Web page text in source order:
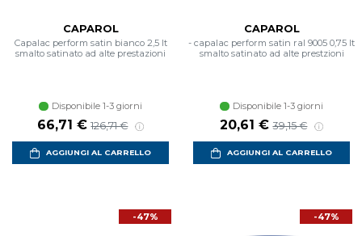
CAPAROL
Capalac perform satin bianco 2,5 lt
smalto satinato ad alte prestazioni
Disponibile 1-3 giorni
Prezzo scontato
66,71 € Prezzo di listino
126,71 €
AGGIUNGI AL CARRELLO
CAPAROL
- capalac perform satin ral 9005 0,75 lt
smalto satinato ad alte prestzioni
Disponibile 1-3 giorni
Prezzo scontato
20,61 € Prezzo di listino
39,15 €
AGGIUNGI AL CARRELLO
-47% -47%